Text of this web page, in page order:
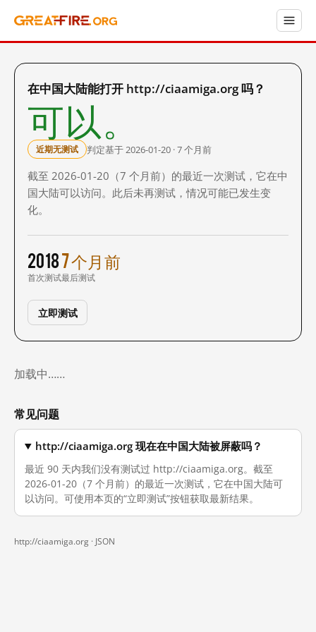
在中国大陆能打开 http://ciaamiga.org 吗？
可以。
近期无测试 判定基于 2026-01-20 · 7 个月前
截至 2026-01-20（7 个月前）的最近一次测试，它在中
国大陆可以访问。此后未再测试，情况可能已发生变
化。
2018
首次测试
7 个月前
最后测试
立即测试
加载中……
常见问题
http://ciaamiga.org 现在在中国大陆被屏蔽吗？
最近 90 天内我们没有测试过 http://ciaamiga.org。截至
2026-01-20（7 个月前）的最近一次测试，它在中国大陆可
以访问。可使用本页的“立即测试”按钮获取最新结果。
http://ciaamiga.org · JSON